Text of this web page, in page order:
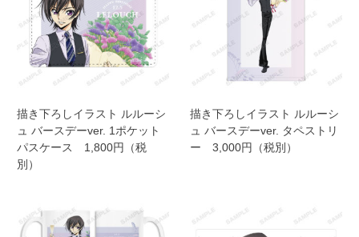
描き下ろしイラスト ルルーシ
ュ バースデーver. 1ポケット
パスケース 1,800円（税
別）
描き下ろしイラスト ルルーシ
ュ バースデーver. タペストリ
ー 3,000円（税別）